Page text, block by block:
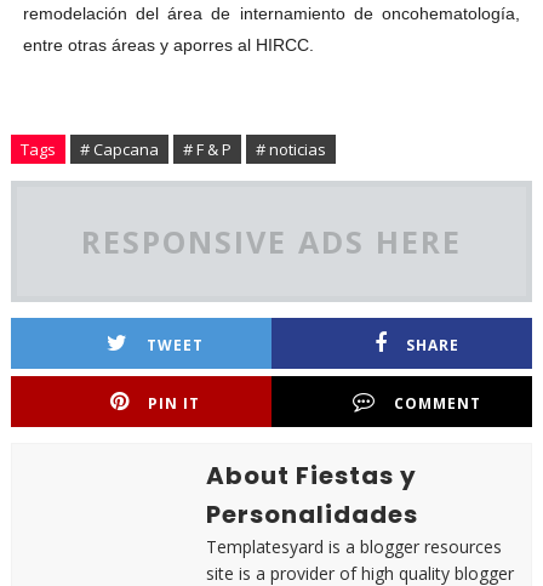
remodelación del área de internamiento de oncohematología,
entre otras áreas y aporres al HIRCC.
Tags # Capcana # F & P # noticias
RESPONSIVE ADS HERE
TWEET SHARE
PIN IT COMMENT
About Fiestas y
Personalidades
Templatesyard is a blogger resources
site is a provider of high quality blogger